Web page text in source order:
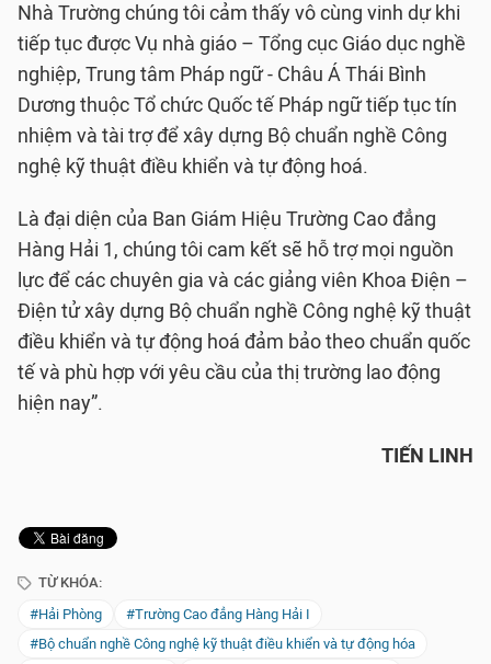
Nhà Trường chúng tôi cảm thấy vô cùng vinh dự khi
tiếp tục được Vụ nhà giáo – Tổng cục Giáo dục nghề
nghiệp, Trung tâm Pháp ngữ - Châu Á Thái Bình
Dương thuộc Tổ chức Quốc tế Pháp ngữ tiếp tục tín
nhiệm và tài trợ để xây dựng Bộ chuẩn nghề Công
nghệ kỹ thuật điều khiển và tự động hoá.
Là đại diện của Ban Giám Hiệu Trường Cao đẳng
Hàng Hải 1, chúng tôi cam kết sẽ hỗ trợ mọi nguồn
lực để các chuyên gia và các giảng viên Khoa Điện –
Điện tử xây dựng Bộ chuẩn nghề Công nghệ kỹ thuật
điều khiển và tự động hoá đảm bảo theo chuẩn quốc
tế và phù hợp với yêu cầu của thị trường lao động
hiện nay”.
TIẾN LINH
TỪ KHÓA:
#Hải Phòng
#Trường Cao đẳng Hàng Hải I
#Bộ chuẩn nghề Công nghệ kỹ thuật điều khiển và tự động hóa